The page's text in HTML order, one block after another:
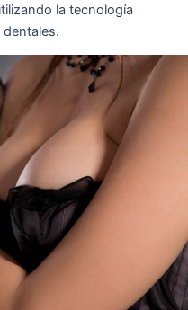
la tecnología